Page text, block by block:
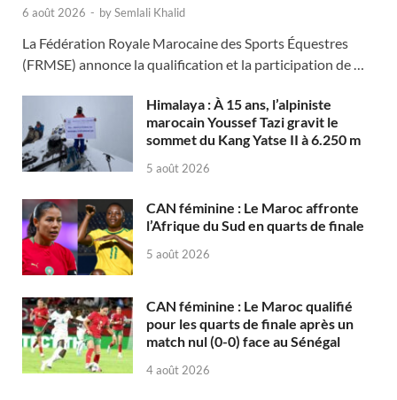
6 août 2026 - bySemlali Khalid
La Fédération Royale Marocaine des Sports Équestres
(FRMSE) annonce la qualification et la participation de …
Himalaya : À 15 ans, l’alpiniste
marocain Youssef Tazi gravit le
sommet du Kang Yatse II à 6.250 m
5 août 2026
CAN féminine : Le Maroc affronte
l’Afrique du Sud en quarts de finale
5 août 2026
CAN féminine : Le Maroc qualifié
pour les quarts de finale après un
match nul (0-0) face au Sénégal
4 août 2026